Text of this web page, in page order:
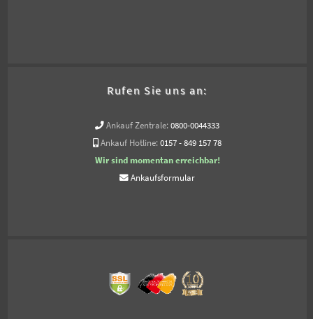
Rufen Sie uns an:
Ankauf Zentrale: 0800-0044333
Ankauf Hotline: 0157 - 849 157 78
Wir sind momentan erreichbar!
Ankaufsformular